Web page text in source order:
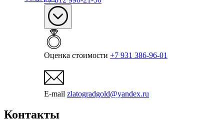
Оценка стоимости +7 931 386-96-01
E-mail zlatogradgold@yandex.ru
Контакты